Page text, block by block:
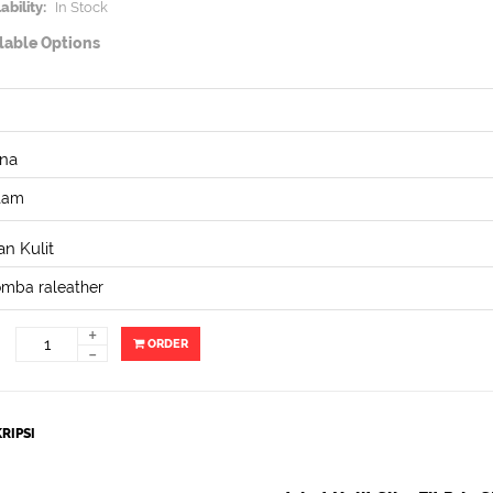
In Stock
Options
Kulit
+
- ORDER